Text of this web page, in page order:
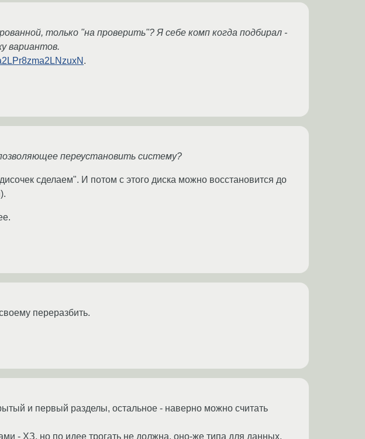
только "на проверить"? Я себе комп когда подбирал -
вариантов.
.
переустановить систему?
сделаем". И потом с этого диска можно восстановится до
переразбить.
и первый разделы, остальное - наверно можно считать
- ХЗ, но по идее трогать не должна, оно-же типа для данных.